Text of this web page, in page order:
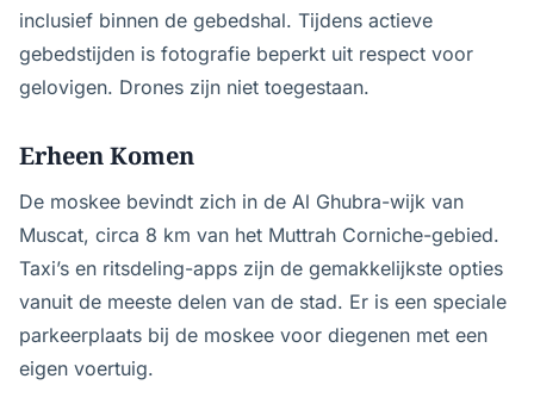
inclusief binnen de gebedshal. Tijdens actieve
gebedstijden is fotografie beperkt uit respect voor
gelovigen. Drones zijn niet toegestaan.
Erheen Komen
De moskee bevindt zich in de Al Ghubra-wijk van
Muscat, circa 8 km van het Muttrah Corniche-gebied.
Taxi’s en ritsdeling-apps zijn de gemakkelijkste opties
vanuit de meeste delen van de stad. Er is een speciale
parkeerplaats bij de moskee voor diegenen met een
eigen voertuig.